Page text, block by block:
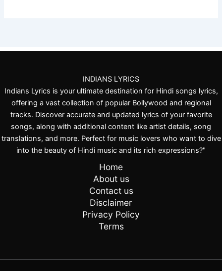
INDIANS LYRICS
Indians Lyrics is your ultimate destination for Hindi songs lyrics,
offering a vast collection of popular Bollywood and regional
tracks. Discover accurate and updated lyrics of your favorite
songs, along with additional content like artist details, song
translations, and more. Perfect for music lovers who want to dive
into the beauty of Hindi music and its rich expressions?"
Home
About us
Contact us
Disclaimer
Privacy Policy
Terms